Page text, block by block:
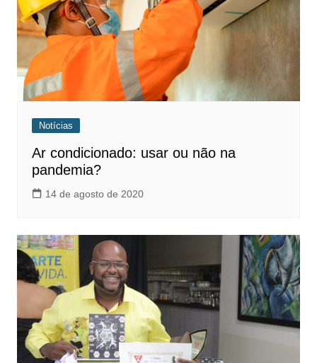
Notícias
Ar condicionado: usar ou não na
pandemia?
14 de agosto de 2020